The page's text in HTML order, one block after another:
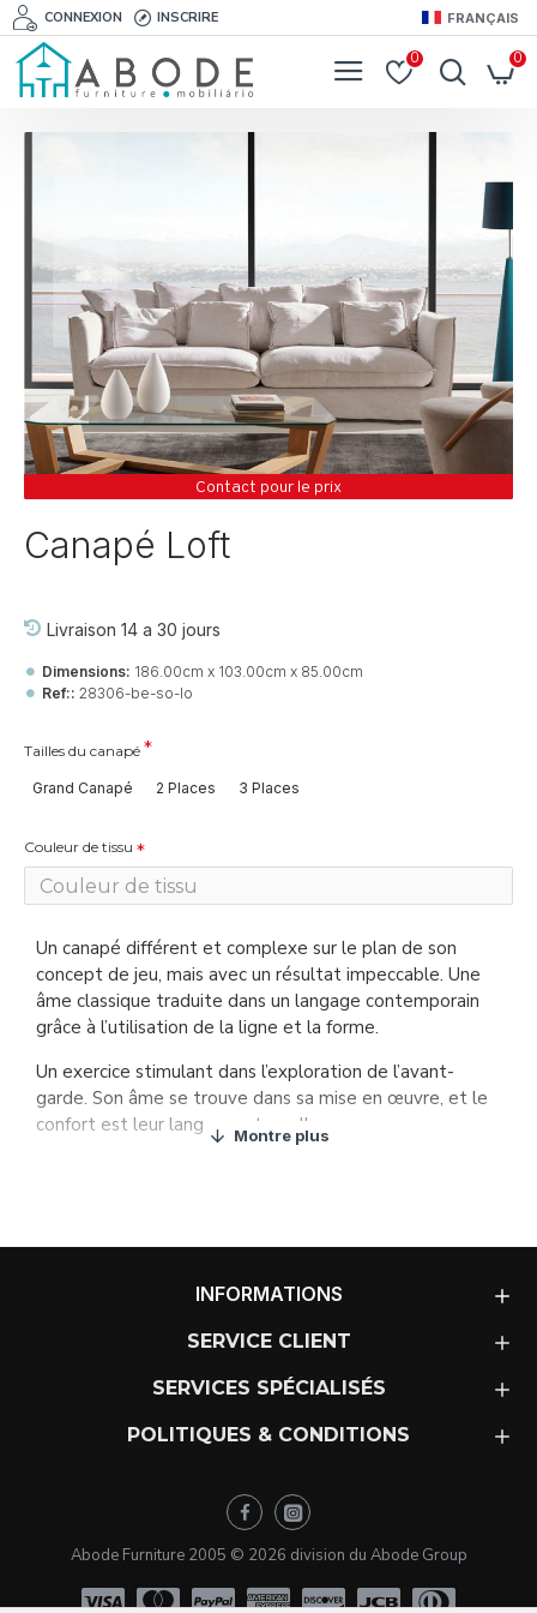
CONNEXION INSCRIRE FRANÇAIS
0 0
Contact pour le prix
Canapé Loft
Livraison 14 a 30 jours
Dimensions: 186.00cm x 103.00cm x 85.00cm
Ref:: 28306-be-so-lo
Tailles du canapé
Grand Canapé 2 Places 3 Places
Couleur de tissu
Un canapé différent et complexe sur le plan de son
concept de jeu, mais avec un résultat impeccable. Une
âme classique traduite dans un langage contemporain
grâce à l’utilisation de la ligne et la forme.
Un exercice stimulant dans l’exploration de l’avant-
garde. Son âme se trouve dans sa mise en œuvre, et le
confort est leur langue maternelle.
1. Structure en bois massif, recouverte de mousses
élastiques Nea garantie de qualité 10 ans. Housse
2. Coussin d’assiseformé par un bloc de mousse 35
synthétique et 40% fibre de polyester siliconé.
3. Coussin de dossierformé par une housse intérieur
avec plusieurs compartiments, remplie de microfibre,
INFORMATIONS
SERVICE CLIENT
SERVICES SPÉCIALISÉS
POLITIQUES & CONDITIONS
Abode Furniture 2005 © 2026 division du Abode Group